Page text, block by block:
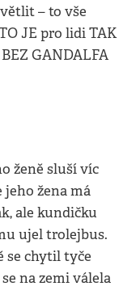
– to vše
JE pro lidi TAK
GANDALFA
ženě sluší víc
jeho žena má
ale kundičku
ujel trolejbus.
se chytil tyče
na zemi válela